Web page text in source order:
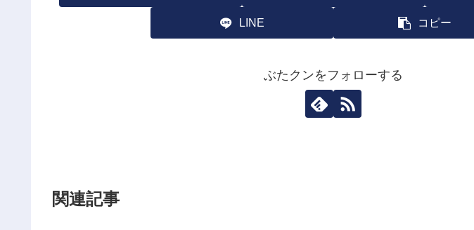
LINE コピー
ぶたクンをフォローする
関連記事